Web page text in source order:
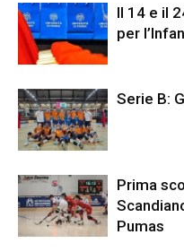
Il 14 e il
per
Serie B:
Prima
Pumas